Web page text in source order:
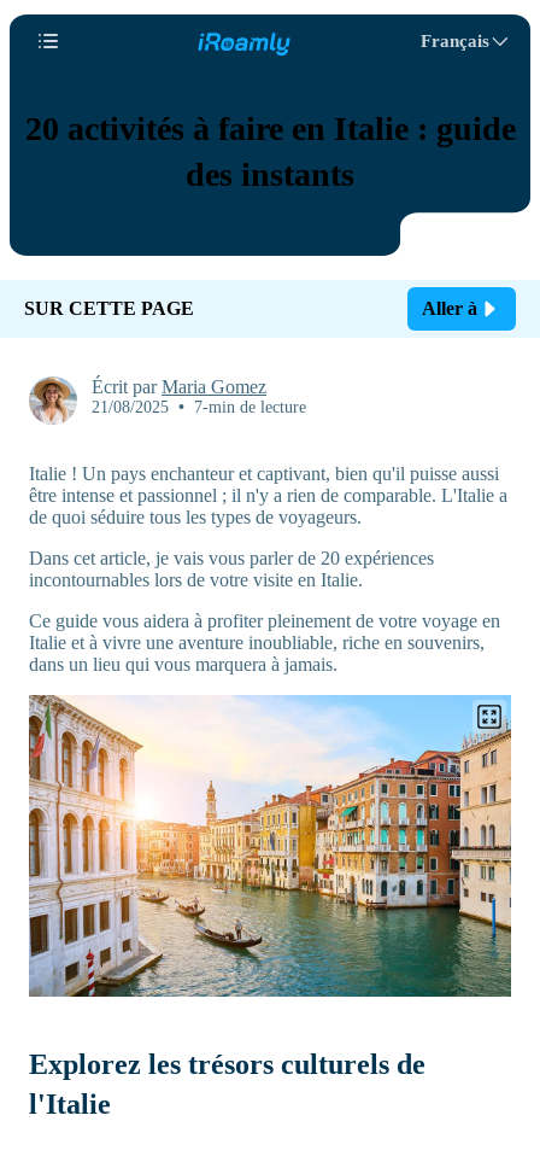
Français
20 activités à faire en Italie : guide
des instants
SUR CETTE PAGE Aller à
Écrit parMaria Gomez
21/08/2025 • 7-min de lecture
Italie ! Un pays enchanteur et captivant, bien qu'il puisse aussi
être intense et passionnel ; il n'y a rien de comparable. L'Italie a
de quoi séduire tous les types de voyageurs.
Dans cet article, je vais vous parler de 20 expériences
incontournables lors de votre visite en Italie.
Ce guide vous aidera à profiter pleinement de votre voyage en
Italie et à vivre une aventure inoubliable, riche en souvenirs,
dans un lieu qui vous marquera à jamais.
Explorez les trésors culturels de
l'Italie